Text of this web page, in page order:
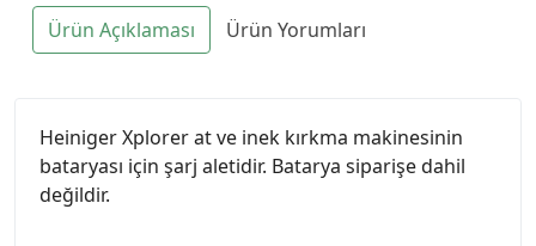
Ürün Açıklaması Ürün Yorumları
Heiniger Xplorer at ve inek kırkma makinesinin
bataryası için şarj aletidir. Batarya siparişe dahil
değildir.